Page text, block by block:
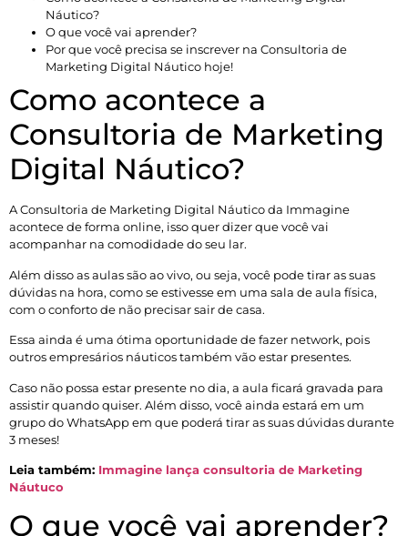
Náutico?
O que você vai aprender?
Por que você precisa se inscrever na Consultoria de
Marketing Digital Náutico hoje!
Como acontece a
Consultoria de Marketing
Digital Náutico?
A Consultoria de Marketing Digital Náutico da Immagine
acontece de forma online, isso quer dizer que você vai
acompanhar na comodidade do seu lar.
Além disso as aulas são ao vivo, ou seja, você pode tirar as suas
dúvidas na hora, como se estivesse em uma sala de aula física,
com o conforto de não precisar sair de casa.
Essa ainda é uma ótima oportunidade de fazer network, pois
outros empresários náuticos também vão estar presentes.
Caso não possa estar presente no dia, a aula ficará gravada para
assistir quando quiser. Além disso, você ainda estará em um
grupo do WhatsApp em que poderá tirar as suas dúvidas durante
3 meses!
Leia também: Immagine lança consultoria de Marketing
Náutuco
O que você vai aprender?